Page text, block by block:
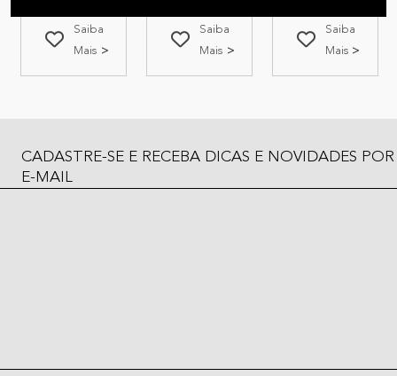
Saiba
Mais
Saiba
Mais
Saiba
Mais
CADASTRE-SE E RECEBA DICAS E NOVIDADES POR
E-MAIL